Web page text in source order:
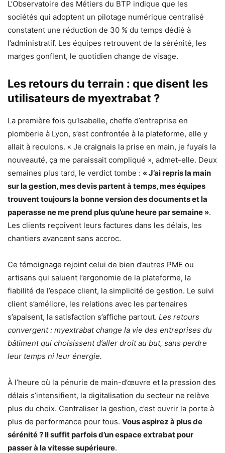
L’Observatoire des Métiers du BTP indique que les
sociétés qui adoptent un pilotage numérique centralisé
constatent une réduction de 30 % du temps dédié à
l’administratif. Les équipes retrouvent de la sérénité, les
marges gonflent, le quotidien change de visage.
Les retours du terrain : que disent les
utilisateurs de myextrabat ?
La première fois qu’Isabelle, cheffe d’entreprise en
plomberie à Lyon, s’est confrontée à la plateforme, elle y
allait à reculons. « Je craignais la prise en main, je fuyais la
nouveauté, ça me paraissait compliqué », admet-elle. Deux
semaines plus tard, le verdict tombe : « J’ai repris la main
sur la gestion, mes devis partent à temps, mes équipes
trouvent toujours la bonne version des documents et la
paperasse ne me prend plus qu’une heure par semaine ».
Les clients reçoivent leurs factures dans les délais, les
chantiers avancent sans accroc.
Ce témoignage rejoint celui de bien d’autres PME ou
artisans qui saluent l’ergonomie de la plateforme, la
fiabilité de l’espace client, la simplicité de gestion. Le suivi
client s’améliore, les relations avec les partenaires
s’apaisent, la satisfaction s’affiche partout. Les retours
convergent : myextrabat change la vie des entreprises du
bâtiment qui choisissent d’aller droit au but, sans perdre
leur temps ni leur énergie.
À l’heure où la pénurie de main-d’œuvre et la pression des
délais s’intensifient, la digitalisation du secteur ne relève
plus du choix. Centraliser la gestion, c’est ouvrir la porte à
plus de performance pour tous. Vous aspirez à plus de
sérénité ? Il suffit parfois d’un espace extrabat pour
passer à la vitesse supérieure.